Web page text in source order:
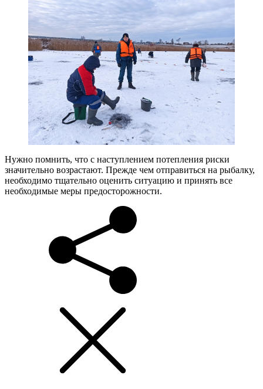
Нужно помнить, что с наступлением потепления риски
значительно возрастают. Прежде чем отправиться на рыбалку,
необходимо тщательно оценить ситуацию и принять все
необходимые меры предосторожности.